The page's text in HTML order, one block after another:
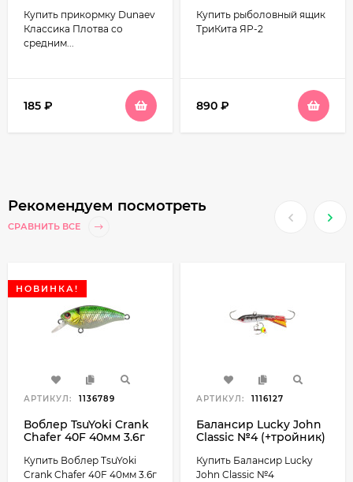
Купить прикормку Dunaev
Классика Плотва со
средним...
185 ₽
Купить рыболовный ящик
ТриКита ЯР-2
890 ₽
Рекомендуем посмотреть
СРАВНИТЬ ВСЕ
НОВИНКА!
АРТИКУЛ: 1136789
Воблер TsuYoki Crank
Chafer 40F 40мм 3.6г
Купить Воблер TsuYoki
Crank Chafer 40F 40мм 3.6г
АРТИКУЛ: 1116127
Балансир Lucky John
Classic №4 (+тройник)
Купить Балансир Lucky
John Classic №4